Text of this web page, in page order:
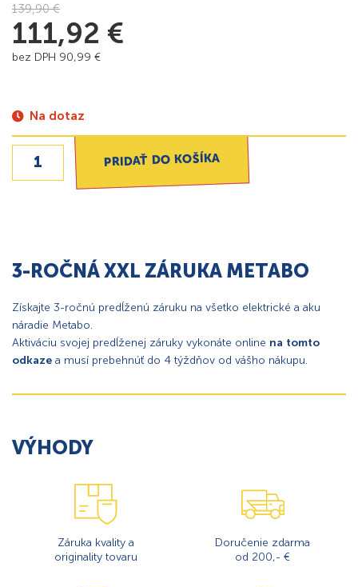
139,90€
111,92 €
bez DPH 90,99 €
Na dotaz
PRIDAŤ DO KOŠÍKA
3-ROČNÁ XXL ZÁRUKA METABO
Získajte 3-ročnú predĺženú záruku na všetko elektrické a aku
náradie Metabo.
Aktiváciu svojej predĺženej záruky vykonáte online na tomto
odkaze a musí prebehnúť do 4 týždňov od vášho nákupu.
VÝHODY
Záruka kvality a
originality tovaru
Doručenie zdarma
od 200,- €